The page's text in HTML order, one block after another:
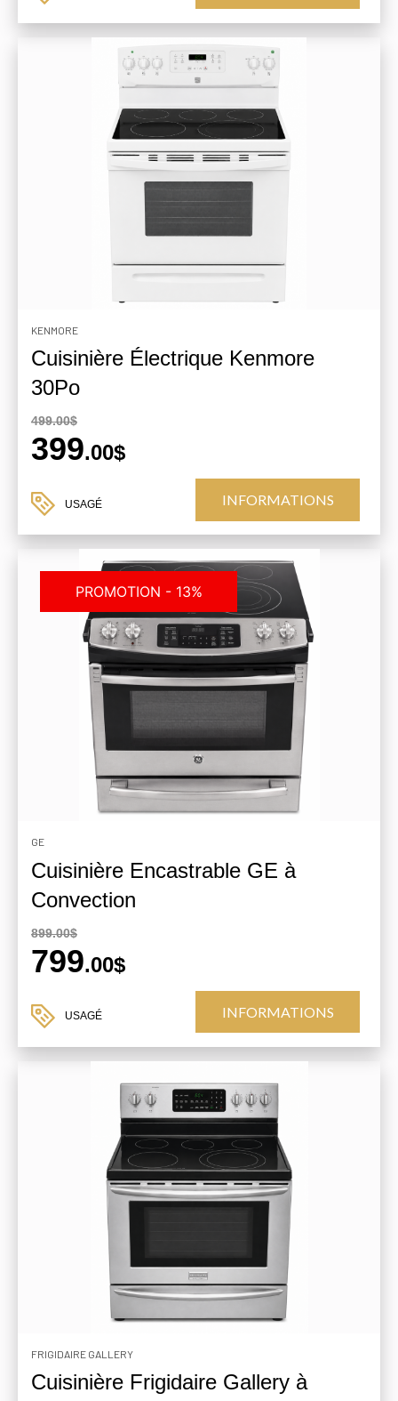
KENMORE
Cuisinière Électrique Kenmore
30Po
499.00$
399.00$
USAGÉ INFORMATIONS
PROMOTION - 13%
GE
Cuisinière Encastrable GE à
Convection
899.00$
799.00$
USAGÉ INFORMATIONS
FRIGIDAIRE GALLERY
Cuisinière Frigidaire Gallery à